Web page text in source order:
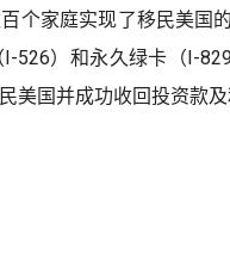
个家庭实现了移民美国
526）和永久绿卡（I-
美国并成功收回投资款